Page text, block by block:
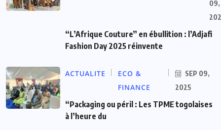
09,
“L’Afrique Couture” en ébullition : l’Adjafi
Fashion Day 2025 réinvente
ACTUALITE
ECO &
FINANCE
SEP 09,
2025
“Packaging ou péril : Les TPME togolaises
à l’heure du